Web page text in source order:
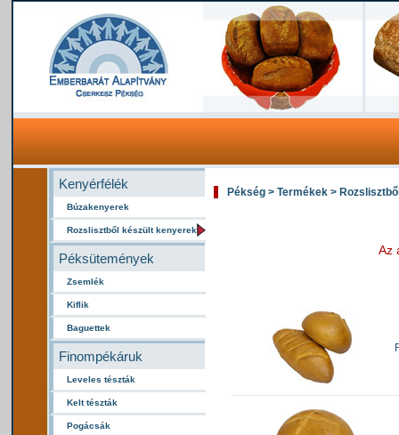
Kenyérfélék
Búzakenyerek
Rozslisztből készült kenyerek
Péksütemények
Zsemlék
Kiflik
Baguettek
Finompékáruk
Leveles tészták
Kelt tészták
Pogácsák
Pékség > Termékek >
Az